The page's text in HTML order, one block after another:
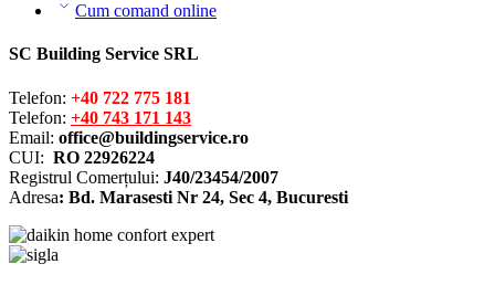
Cum comand online
SC Building Service SRL
Telefon: +40 722 775 181
Telefon: +40 743 171 143
Email: office@buildingservice.ro
CUI: RO 22926224
Registrul Comerțului: J40/23454/2007
Adresa: Bd. Marasesti Nr 24, Sec 4, Bucuresti